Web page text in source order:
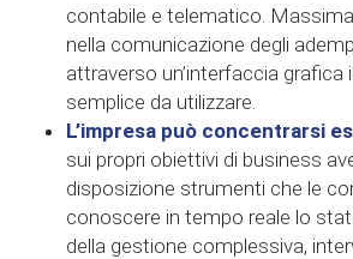
contabile e telematico.
nella comunicazione degli
attraverso un’interfaccia grafica
semplice da utilizzare.
L’impresa può concentrarsi
sui propri obiettivi di business
disposizione strumenti che le
conoscere in tempo reale lo
della gestione complessiva,